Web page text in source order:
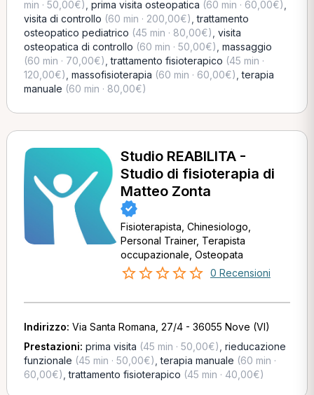
min · 50,00€) prima visita osteopatica (60 min · 60,00€)
visita di controllo (60 min · 200,00€) ,trattamento
osteopatico pediatrico (45 min · 80,00€) visita
osteopatica di controllo (60 min · 50,00€) massaggio
(60 min · 70,00€) ,trattamento fisioterapico (45 min ·
120,00€) massofisioterapia (60 min · 60,00€) ,terapia
manuale (60 min · 80,00€)
Studio REABILITA -
Studio di fisioterapia di
Matteo Zonta
Fisioterapista, Chinesiologo,
Personal Trainer, Terapista
occupazionale, Osteopata
0 Recensioni
Indirizzo: Via Santa Romana, 27/4 - 36055 Nove (VI)
Prestazioni: prima visita (45 min · 50,00€) rieducazione
funzionale (45 min · 50,00€) ,terapia manuale (60 min ·
60,00€) ,trattamento fisioterapico (45 min · 40,00€)